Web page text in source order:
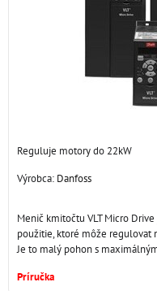
Reguluje motory do 22kW
Výrobca: Danfoss
Menič kmitočtu VLT Micro
použitie, ktoré môže regulovat
Je to malý pohon s
Príručka